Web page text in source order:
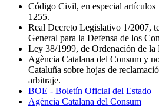
Código Civil, en especial artículos
1255.
Real Decreto Legislativo 1/2007,
General para la Defensa de los
Ley 38/1999, de Ordenación de la
Agència Catalana del Consum y
Cataluña sobre hojas de
arbitraje.
BOE - Boletín Oficial del Estado
Agència Catalana del Consum